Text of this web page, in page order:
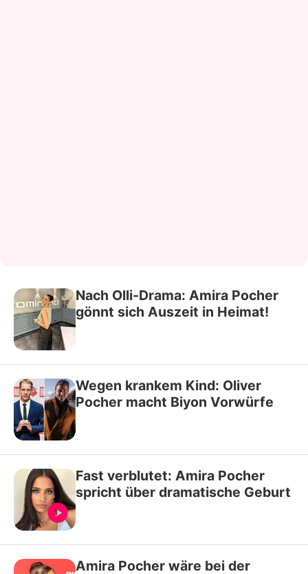
Nach Olli-Drama: Amira Pocher
gönnt sich Auszeit in Heimat!
Wegen krankem Kind: Oliver
Pocher macht Biyon Vorwürfe
Fast verblutet: Amira Pocher
spricht über dramatische Geburt
Amira Pocher wäre bei der